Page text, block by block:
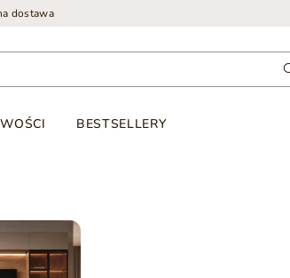
dostawa
BESTSELLERY